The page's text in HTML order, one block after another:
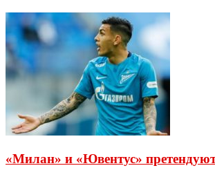
«Милан» и «Ювентус»